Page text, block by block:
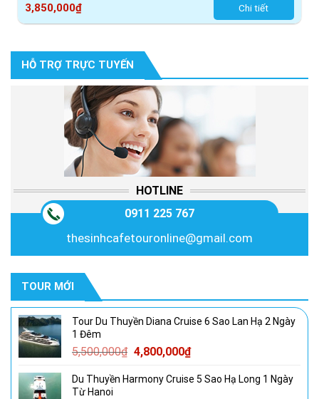
3,850,000₫ Chi tiết
HỖ TRỢ TRỰC TUYẾN
HOTLINE
0911 225 767
thesinhcafetouronline@gmail.com
TOUR MỚI
Tour Du Thuyền Diana Cruise 6 Sao Lan Hạ 2 Ngày
1 Đêm
5,500,000₫ Giá
là:
4,800,000₫Giá
tại
Du Thuyền Harmony Cruise 5 Sao Hạ Long 1 Ngày
Từ Hanoi